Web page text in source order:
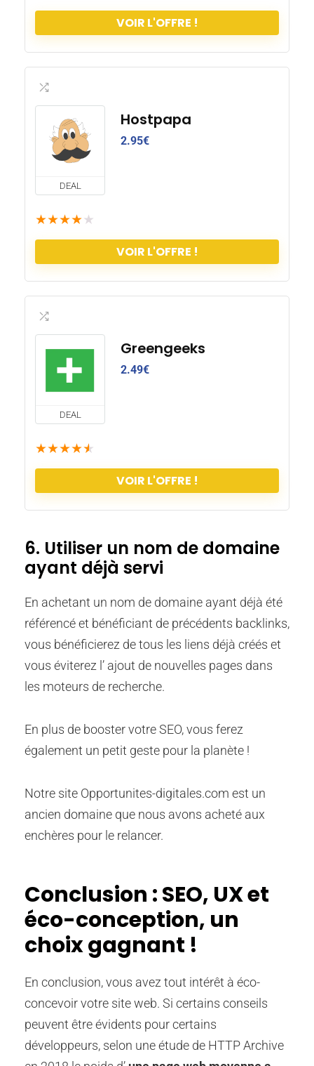
VOIR L'OFFRE !
DEAL
Hostpapa
2.95€
★★★★★
VOIR L'OFFRE !
DEAL
Greengeeks
2.49€
★★★★★
VOIR L'OFFRE !
6. Utiliser un nom de domaine
ayant déjà servi
En achetant un nom de domaine ayant déjà été
référencé et bénéficiant de précédents backlinks,
vous bénéficierez de tous les liens déjà créés et
vous éviterez l’ ajout de nouvelles pages dans
les moteurs de recherche.
En plus de booster votre SEO, vous ferez
également un petit geste pour la planète !
Notre site Opportunites-digitales.com est un
ancien domaine que nous avons acheté aux
enchères pour le relancer.
Conclusion : SEO, UX et
éco-conception, un
choix gagnant !
En conclusion, vous avez tout intérêt à éco-
concevoir votre site web. Si certains conseils
peuvent être évidents pour certains
développeurs, selon une étude de HTTP Archive